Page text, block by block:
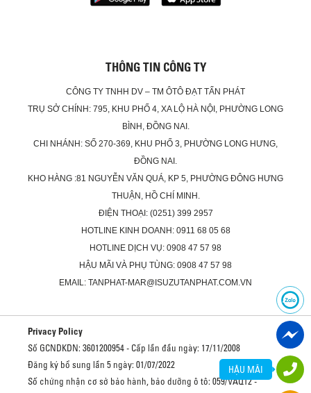
THÔNG TIN CÔNG TY
CÔNG TY TNHH DV – TM ÔTÔ ĐẠT TẤN PHÁT
TRỤ SỞ CHÍNH: 795, KHU PHỐ 4, XA LỘ HÀ NỘI, PHƯỜNG LONG
BÌNH, ĐỒNG NAI.
CHI NHÁNH: SỐ 270-369, KHU PHỐ 3, PHƯỜNG LONG HƯNG,
ĐỒNG NAI.
KHO HÀNG :81 NGUYỄN VĂN QUÁ, KP 5, PHƯỜNG ĐÔNG HƯNG
THUẬN, HỒ CHÍ MINH.
ĐIỆN THOẠI: (0251) 399 2957
HOTLINE KINH DOANH: 0911 68 05 68
HOTLINE DỊCH VỤ: 0908 47 57 98
HẬU MÃI VÀ PHỤ TÙNG: 0908 47 57 98
EMAIL: TANPHAT-MAR@ISUZUTANPHAT.COM.VN
Privacy Policy
Số GCNDKDN: 3601200954 - Cấp lần đầu ngày: 17/11/2008
Đăng ký bổ sung lần 5 ngày: 01/07/2022
Số chứng nhận cơ sở bảo hành, bảo dưỡng ô tô: 059/VAQ12 -
HẬU MÃI